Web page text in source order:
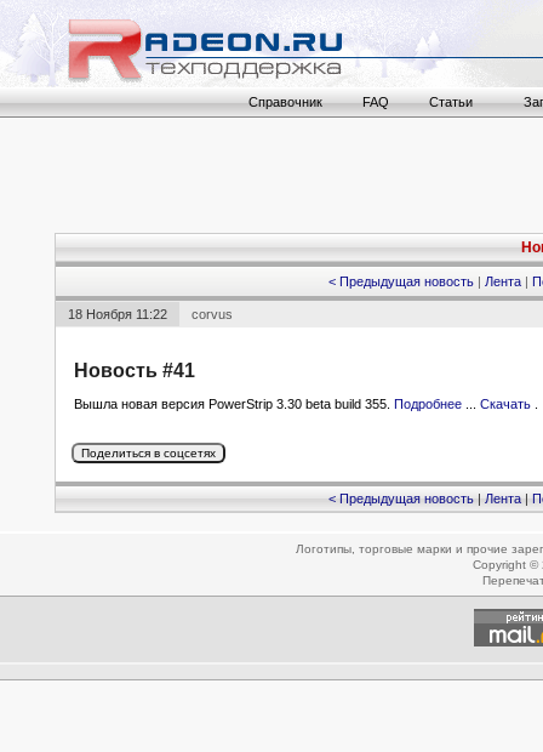
Справочник FAQ Статьи
< Предыдущая новость | Лента |
18 Ноября 11:22 corvus
Новость #41
Вышла новая версия PowerStrip 3.30 beta build 355. Подробнее ... Скачать .
< Предыдущая новость Лента|
Логотипы, торговые марки и прочие
Copyright ©